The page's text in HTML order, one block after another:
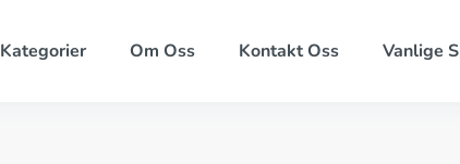
Kategorier Om Oss Kontakt Oss Vanlige